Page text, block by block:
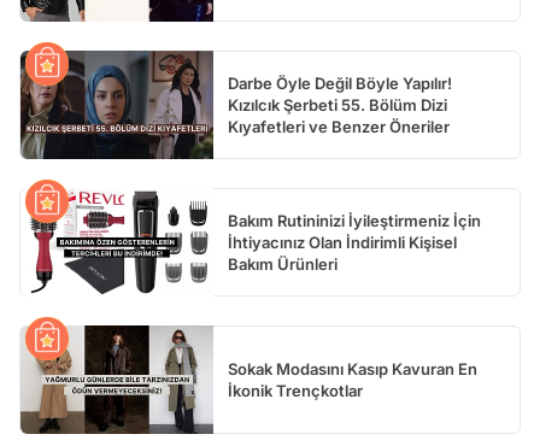
Darbe Öyle Değil Böyle Yapılır!
Kızılcık Şerbeti 55. Bölüm Dizi
Kıyafetleri ve Benzer Öneriler
Bakım Rutininizi İyileştirmeniz İçin
İhtiyacınız Olan İndirimli Kişisel
Bakım Ürünleri
Sokak Modasını Kasıp Kavuran En
İkonik Trençkotlar